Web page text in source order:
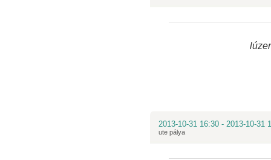
2013-10-31 16:30 - 2013-10-31
ute pálya